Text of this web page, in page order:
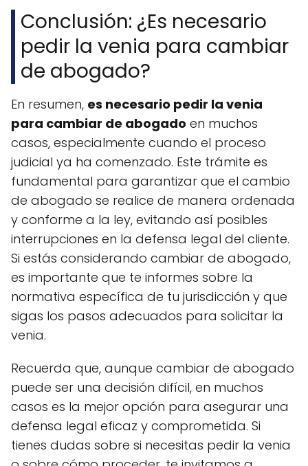
Conclusión: ¿Es necesario
pedir la venia para cambiar
de abogado?
En resumen, es necesario pedir la venia
para cambiar de abogado en muchos
casos, especialmente cuando el proceso
judicial ya ha comenzado. Este trámite es
fundamental para garantizar que el cambio
de abogado se realice de manera ordenada
y conforme a la ley, evitando así posibles
interrupciones en la defensa legal del cliente.
Si estás considerando cambiar de abogado,
es importante que te informes sobre la
normativa específica de tu jurisdicción y que
sigas los pasos adecuados para solicitar la
venia.
Recuerda que, aunque cambiar de abogado
puede ser una decisión difícil, en muchos
casos es la mejor opción para asegurar una
defensa legal eficaz y comprometida. Si
tienes dudas sobre si necesitas pedir la venia